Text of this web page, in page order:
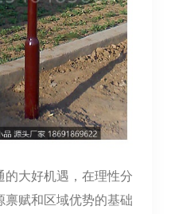
大好机遇，在理性分
赋和区域优势的基础